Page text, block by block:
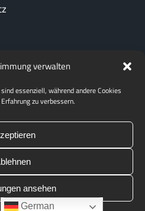
verwalten
essenziell, während andere Cookies
zu verbessern.
ansehen
German